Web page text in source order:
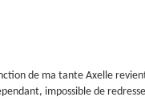
de ma tante Axelle
impossible de